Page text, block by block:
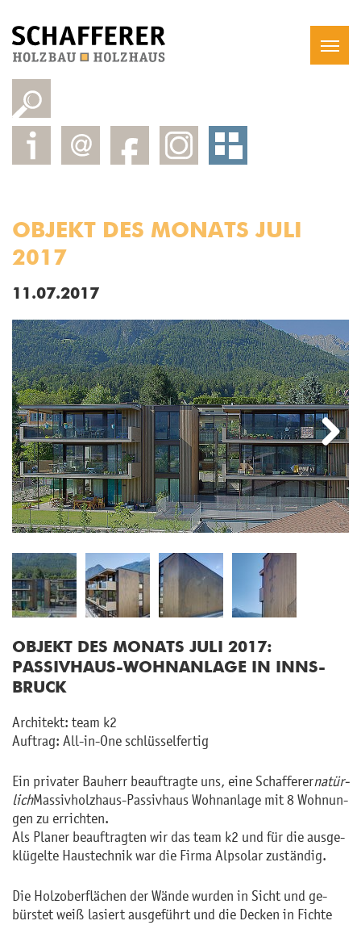
OBJEKT DES MONATS JULI
2017
11.07.2017
Next
OB­JEKT DES MO­NATS JULI 2017:
PAS­SIV­HAUS-WOHN­AN­LA­GE IN INNS­
BRUCK
Ar­chi­tekt: team k2
Auf­trag: All-in-One schlüs­sel­fer­tig
Ein pri­va­ter Bau­herr be­auf­trag­te uns, eine Schaf­fe­rerna­tür­
lichMas­siv­holz­haus-Pas­siv­haus Wohn­an­la­ge mit 8 Woh­nun­
gen zu er­rich­ten.
Als Pla­ner be­auf­trag­ten wir das team k2 und für die aus­ge­
klü­gel­te Haus­tech­nik war die Firma Alp­so­lar zu­stän­dig.
Die Holz­o­ber­flä­chen der Wände wur­den in Sicht und ge­
bürs­tet weiß la­siert aus­ge­führt und die De­cken in Fich­te